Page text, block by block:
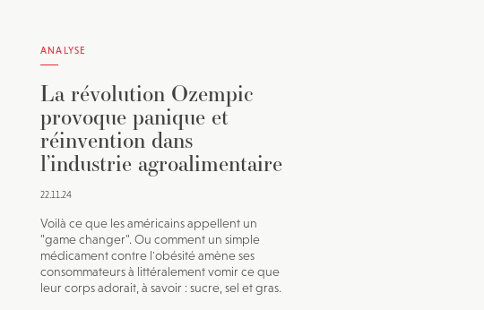
ANALYSE
La révolution Ozempic
provoque panique et
réinvention dans
l’industrie agroalimentaire
22.11.24
Voilà ce que les américains appellent un
"game changer". Ou comment un simple
médicament contre l'obésité amène ses
consommateurs à littéralement vomir ce que
leur corps adorait, à savoir : sucre, sel et gras.